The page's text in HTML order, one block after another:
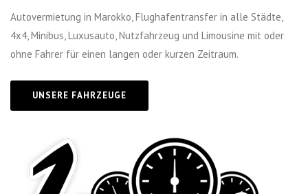
Autovermietung in Marokko, Flughafentransfer in alle Städte,
4x4, Minibus, Luxusauto, Nutzfahrzeug und Limousine mit oder
ohne Fahrer für einen langen oder kurzen Zeitraum.
UNSERE FAHRZEUGE